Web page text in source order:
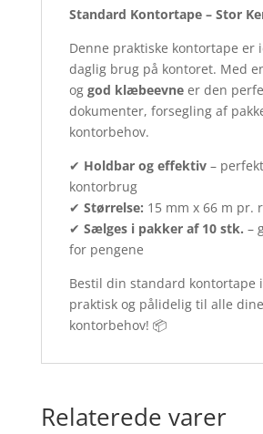
Standard Kontortape – Stor
Denne praktiske kontortape er
daglig brug på kontoret. Med
og god klæbeevneer den
dokumenter, forsegling af
kontorbehov.
✔ Holdbar og effektiv–
kontorbrug
✔ Størrelse: 15 mm x 66 m pr.
✔ Sælges i pakker af 10 stk. –
for pengene
Bestil din standard kontortape
praktisk og pålidelig til alle dine
kontorbehov! 📦
Relaterede varer